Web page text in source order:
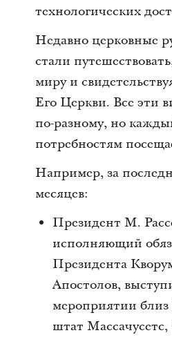
технологических
Недавно церковные
стали
миру и
Его Церкви. Все эти
по-разному, но
потребностям
Например, за
месяцев:
Президент М.
исполняющий
Президента
Апостолов,
мероприятии
штат